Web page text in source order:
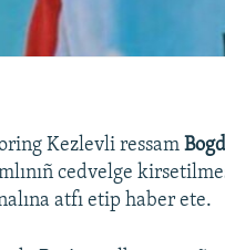
Kezlevli ressam
cedvelge
atfı etip haber ete.